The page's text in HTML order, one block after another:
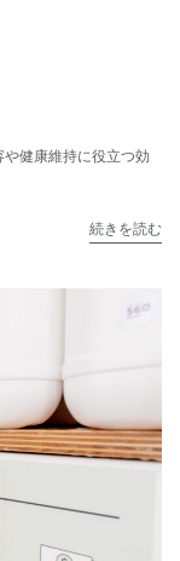
健康維持に役立つ効
続きを読む